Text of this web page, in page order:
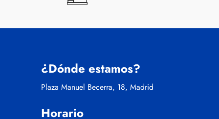
¿Dónde estamos?
Plaza Manuel Becerra, 18, Madrid
Horario